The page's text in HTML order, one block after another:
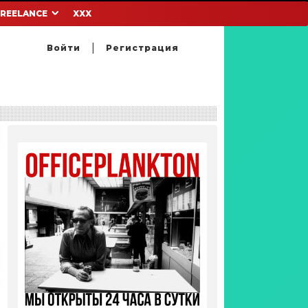
Войти Регистрация
XXX